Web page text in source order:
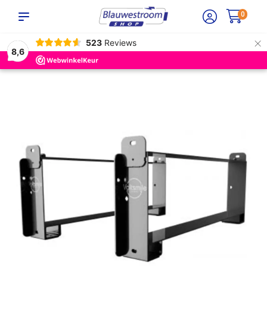
8,6
523 Reviews ×
0